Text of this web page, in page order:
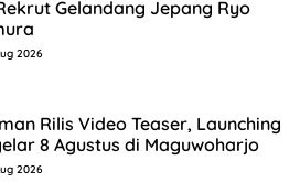
Gelandang Jepang Ryo
2026
Rilis Video Teaser, Launching
8 Agustus di Maguwoharjo
2026